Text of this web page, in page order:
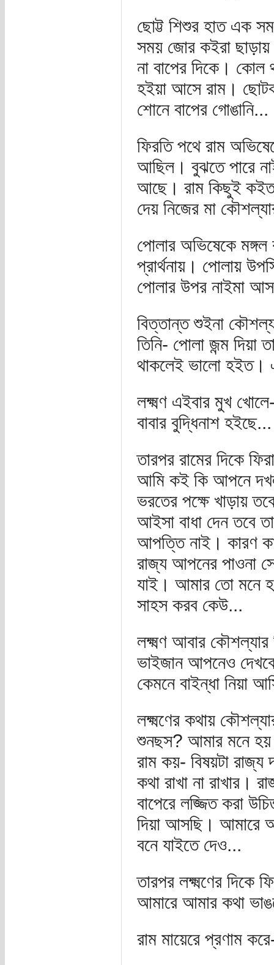
ছোট্ট শিশুর হাত এক
সময় জোর কইরা ছাড়ায়
না বাপের দিকে। কোল
হইয়া আসে রাম।
শোনে বাপের গোঙানি...
ফিরতি পথে রাম
আছিল। বুঝতে পারে
আছে। রাম কিছুই
দেয় নিজের মা
পোলার অভিষেকে
প্রার্থনায়। পোলায়
পোলার উপর নাইমা
বিত্তান্ত শুইনা
তিনি- পোলা জন্ম দিয়া
থাকলেই ভালো হইত।
লক্ষ্মণ এইবার মুখ
বাবার বুদ্ধিনাশ হইছে...
তারপর রামের দিকে
আমি কই কি আপনে
ভরতের পক্ষে খাড়ায়
আইসা বাধা দেন তবে
আপত্তি নাই। কারণ
রাজ্য আপনের পাওনা
যাই। আমার তো মনে
সাহস করব কেউ...
লক্ষ্মণ আবার
ভাইজান আপনেও
কেমনে বাইন্ধা নিয়া
লক্ষ্মণের কথায়
শুনছস? আমার মনে হয়
রাম কয়- বিষয়টা রাজ্য
কথা রাখা না রাখার।
বাপেরে লজ্জিত করা
দিয়া আসছি। আমারে
বনে যাইতে দেও...
তারপর লক্ষ্মণের দিকে
আমারে আমার কথা
রাম মায়েরে প্রণাম